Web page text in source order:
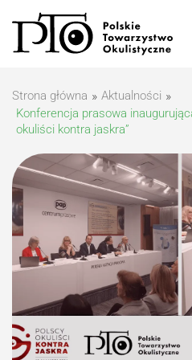
Strona główna » Aktualności »
Konferencja prasowa
okuliści kontra jaskra”